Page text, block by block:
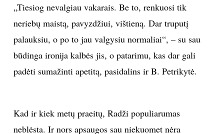
RECEPTAI
VAIKAI
NELAIMĖS
„Tiesiog nevalgiau vakarais. Be to, renkuosi tik
neriebų maistą, pavyzdžiui, vištieną. Dar truputį
palauksiu, o po to jau valgysiu normaliai“, – su sau
būdinga ironija kalbės jis, o patarimu, kas dar gali
padėti sumažinti apetitą, pasidalins ir B. Petrikytė.
Kad ir kiek metų praeitų, Radži populiarumas
neblėsta. Ir nors apsaugos sau niekuomet nėra